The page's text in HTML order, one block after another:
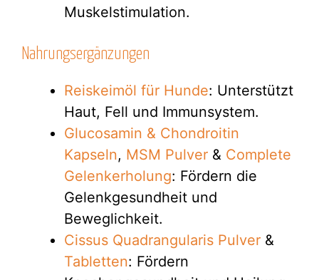
Muskelstimulation.
Nahrungsergänzungen
Reiskeimöl für Hunde: Unterstützt
Haut, Fell und Immunsystem.
Glucosamin & Chondroitin
Kapseln, MSM Pulver & Complete
Gelenkerholung: Fördern die
Gelenkgesundheit und
Beweglichkeit.
Cissus Quadrangularis Pulver &
Tabletten: Fördern